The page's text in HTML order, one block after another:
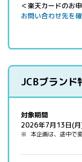
＜楽天カードのお
お問い合わせ先を
JCBブランド
対象期間
2026年7月13日(
本企画は、途中で